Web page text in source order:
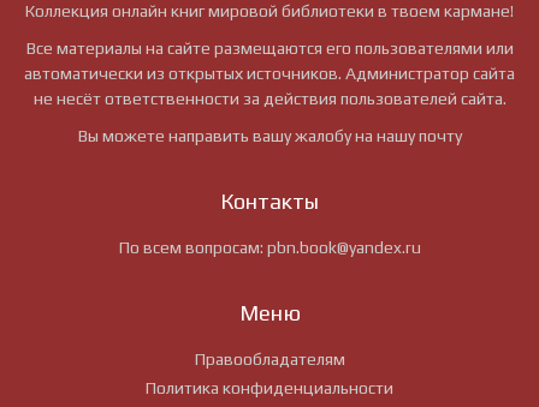
Коллекция онлайн книг мировой библиотеки в твоем кармане!
Все материалы на сайте размещаются его пользователями или
автоматически из открытых источников. Администратор сайта
не несёт ответственности за действия пользователей сайта.
Вы можете направить вашу жалобу на нашу почту
Контакты
По всем вопросам: pbn.book@yandex.ru
Меню
Правообладателям
Политика конфиденциальности